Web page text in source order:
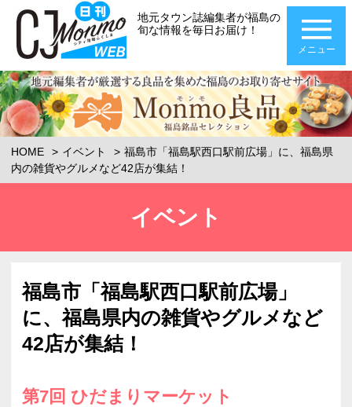
地元タウン誌編集者が福島の
旬な情報を毎日お届け！
メニュー
HOME イベント
福島市「福島駅西口駅前広場」に、福島県
内の雑貨やグルメなど42店が集結！
イベント
福島市「福島駅西口駅前広場」
に、福島県内の雑貨やグルメなど
42店が集結！
第7回 ひだまりマーケット